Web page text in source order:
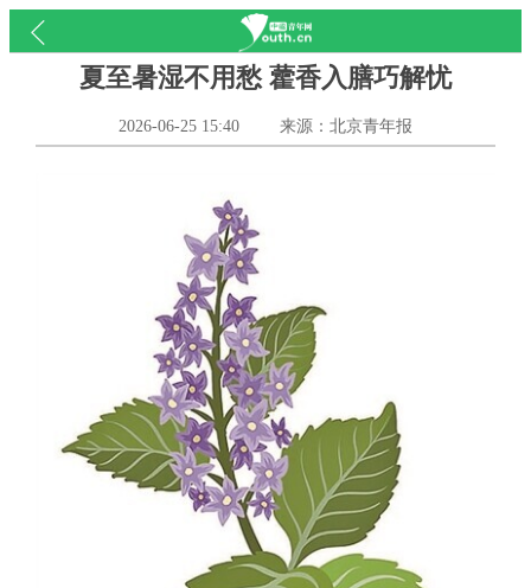
夏至暑湿不用愁 藿香入膳巧解忧
2026-06-25 15:40 来源：北京青年报